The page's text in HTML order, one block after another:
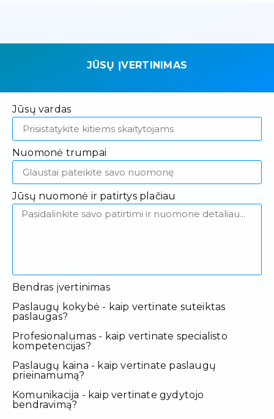
JŪSŲ ĮVERTINIMAS
Jūsų vardas
Nuomonė trumpai
Jūsų nuomonė ir patirtys plačiau
Bendras įvertinimas
Paslaugų kokybė - kaip vertinate suteiktas
paslaugas?
Profesionalumas - kaip vertinate specialisto
kompetencijas?
Paslaugų kaina - kaip vertinate paslaugų
prieinamumą?
Komunikacija - kaip vertinate gydytojo
bendravimą?